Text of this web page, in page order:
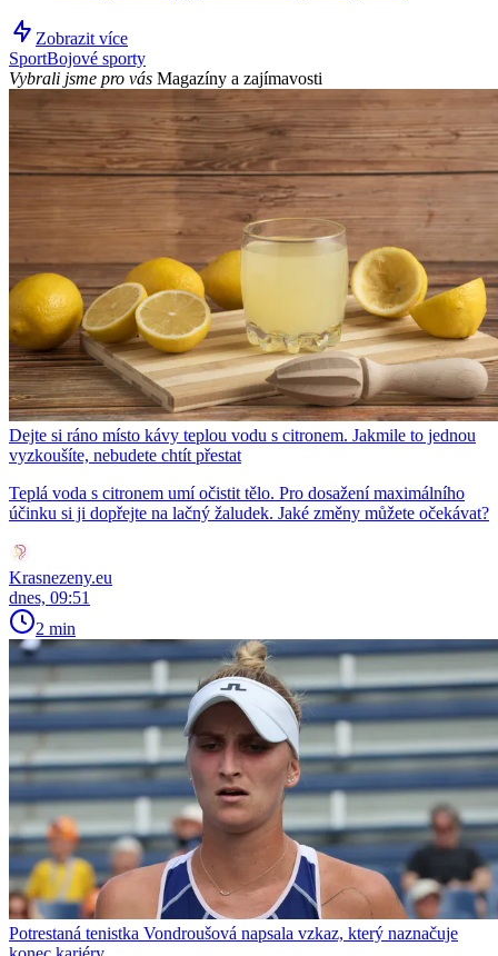
Zobrazit více
SportBojové sporty
Vybrali jsme pro vás Magazíny a zajímavosti
Dejte si ráno místo kávy teplou vodu s citronem. Jakmile to jednou
vyzkoušíte, nebudete chtít přestat
Teplá voda s citronem umí očistit tělo. Pro dosažení maximálního
účinku si ji dopřejte na lačný žaludek. Jaké změny můžete očekávat?
Krasnezeny.eu
dnes, 09:51
2 min
Potrestaná tenistka Vondroušová napsala vzkaz, který naznačuje